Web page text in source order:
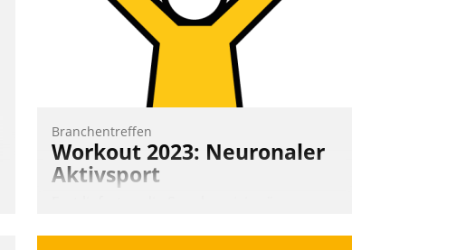
Nadja Hußmann
Branchentreffen
Workout 2023: Neuronaler
Aktivsport